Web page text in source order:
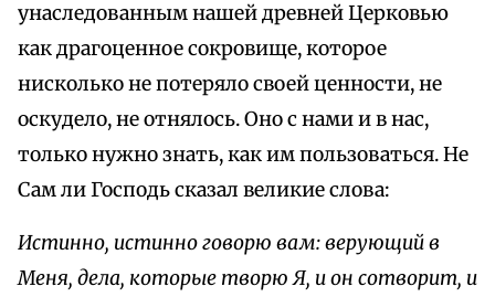
унаследованным нашей древней Церковью
как драгоценное сокровище, которое
нисколько не потеряло своей ценности, не
оскудело, не отнялось. Оно с нами и в нас,
только нужно знать, как им пользоваться. Не
Сам ли Господь сказал великие слова:
Истинно, истинно говорю вам: верующий в
Меня, дела, которые творю Я, и он сотворит, и